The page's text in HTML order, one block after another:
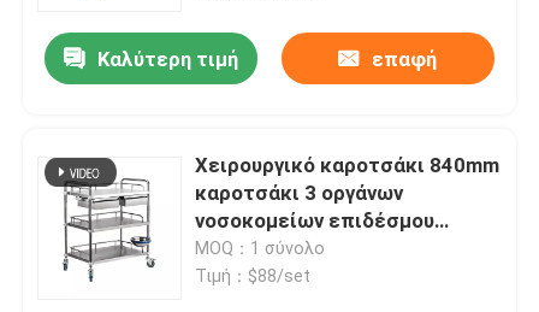
Σύγχρονα εργαστηριακά έπιπλα
Πάγκος εργαστηριακών νησιών
Πάγκος εργαστηριακών τοίχων
Καλύτερη τιμή επαφή
Χειρουργικό καροτσάκι 840mm
καροτσάκι 3 οργάνων
νοσοκομείων επιδέσμου
ανοξείδωτου ράφια
MOQ：1 σύνολο
Τιμή：$88/set